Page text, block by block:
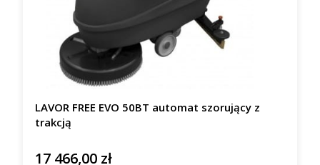
LAVOR FREE EVO 50BT automat szorujący z
trakcją
Cena
17 466,00 zł